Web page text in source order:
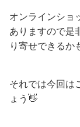
オンラインショ
ありますので是
り寄せできるか
それでは今回は
ょう👋